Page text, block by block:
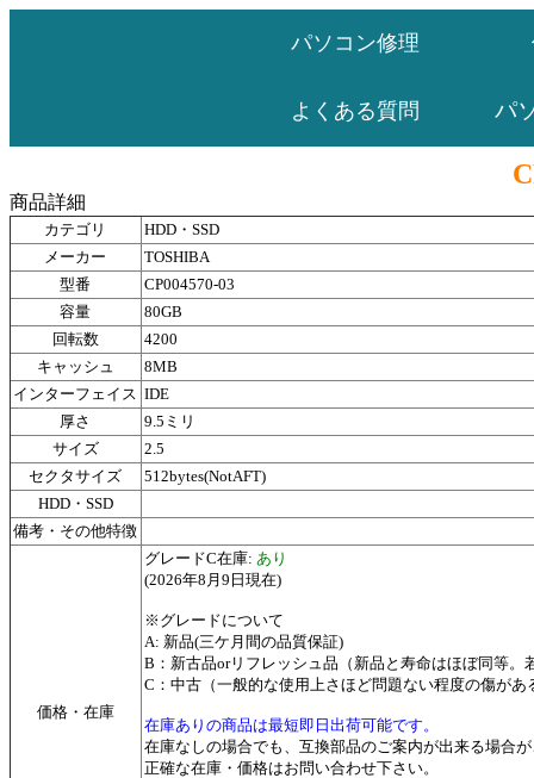
パソコン修理
よくある質問 パ
商品詳細
カテゴリ
HDD・SSD
メーカー
TOSHIBA
型番
CP004570-03
容量
80GB
回転数
4200
キャッシュ
8MB
インターフェイス IDE
厚さ
9.5ミリ
サイズ
2.5
セクタサイズ
512bytes(NotAFT)
HDD・SSD
備考・その他特徴
価格・在庫
グレードC在庫: あり
(2026年8月9日現在)
※グレードについて
A: 新品(三ケ月間の品質保証)
B：新古品orリフレッシュ品（新品と寿命はほぼ同等
C：中古（一般的な使用上さほど問題ない程度の傷が
在庫ありの商品は最短即日出荷可能です。
在庫なしの場合でも、互換部品のご案内が出来る場合
正確な在庫・価格はお問い合わせ下さい。